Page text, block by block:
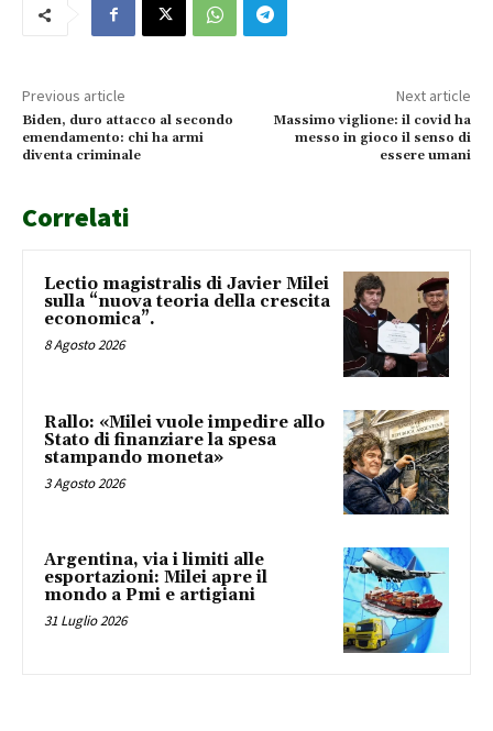
Previous article
Biden, duro attacco al secondo
emendamento: chi ha armi
diventa criminale
Next article
Massimo viglione: il covid ha
messo in gioco il senso di
essere umani
Correlati
Lectio magistralis di Javier Milei
sulla “nuova teoria della crescita
economica”.
8 Agosto 2026
Rallo: «Milei vuole impedire allo
Stato di finanziare la spesa
stampando moneta»
3 Agosto 2026
Argentina, via i limiti alle
esportazioni: Milei apre il
mondo a Pmi e artigiani
31 Luglio 2026